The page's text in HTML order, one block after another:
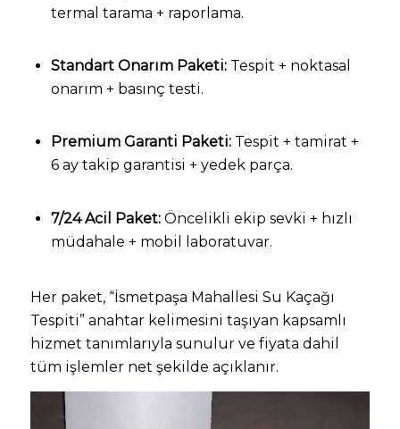
termal tarama + raporlama.
Standart Onarım Paketi:Tespit + noktasal
onarım + basınç testi.
Premium Garanti Paketi:Tespit + tamirat +
6 ay takip garantisi + yedek parça.
7/24 Acil Paket:Öncelikli ekip sevki + hızlı
müdahale + mobil laboratuvar.
Her paket, “İsmetpaşa Mahallesi Su Kaçağı
Tespiti” anahtar kelimesini taşıyan kapsamlı
hizmet tanımlarıyla sunulur ve fiyata dahil
tüm işlemler net şekilde açıklanır.